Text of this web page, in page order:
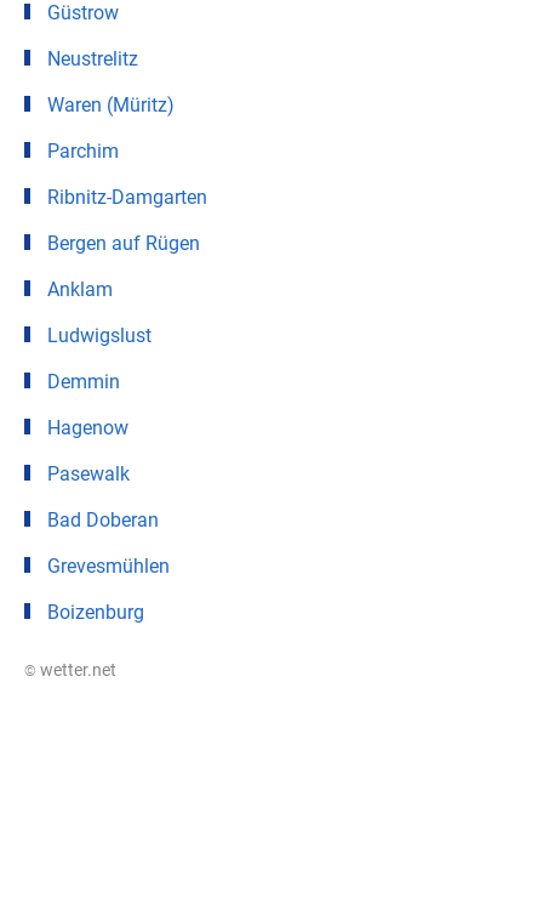
Güstrow
Neustrelitz
Waren (Müritz)
Parchim
Ribnitz-Damgarten
Bergen auf Rügen
Anklam
Ludwigslust
Demmin
Hagenow
Pasewalk
Bad Doberan
Grevesmühlen
Boizenburg
© wetter.net